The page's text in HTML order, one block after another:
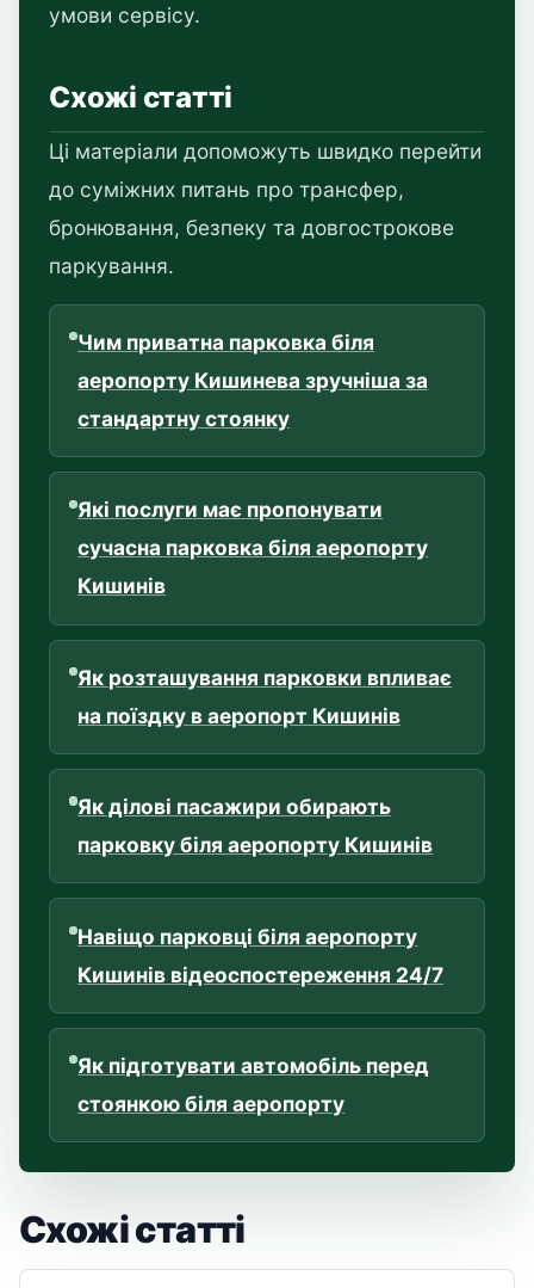
умови сервісу.
Схожі статті
Ці матеріали допоможуть швидко перейти
до суміжних питань про трансфер,
бронювання, безпеку та довгострокове
паркування.
Чим приватна парковка біля
аеропорту Кишинева зручніша за
стандартну стоянку
Які послуги має пропонувати
сучасна парковка біля аеропорту
Кишинів
Як розташування парковки впливає
на поїздку в аеропорт Кишинів
Як ділові пасажири обирають
парковку біля аеропорту Кишинів
Навіщо парковці біля аеропорту
Кишинів відеоспостереження 24/7
Як підготувати автомобіль перед
стоянкою біля аеропорту
Схожі статті